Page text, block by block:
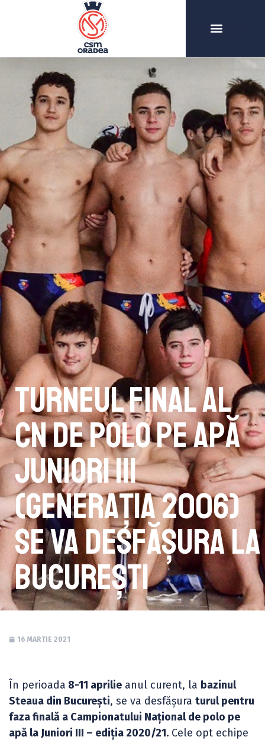
Turneul final al
CN de polo pe apă
Juniori III
(generația 2006)
se va desfășura la
București
16 MARTIE 2021
În perioada 8-11 aprilie anul curent, la bazinul
Steaua din București, se va desfășura turul pentru
faza finală a Campionatului Național de polo pe
apă la Juniori III – ediția 2020/21. Cele opt echipe